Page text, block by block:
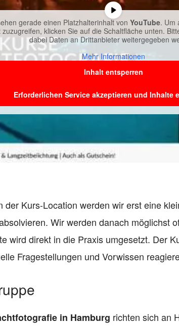
gerade einen Platzhalterinhalt von YouTube. Um
zuzugreifen, klicken Sie auf die Schaltfläche unten.
dabei Daten an Drittanbieter weitergegeben
Mehr Informationen
Inhalt entsperren
Erforderlichen Service akzeptieren und Inhalte
der Kurs-Location werden wir erst eine
Wir werden danach möglichst
wird direkt in die Praxis umgesetzt. Der
Fragestellungen und Vorwissen
in Hamburg richten sich an